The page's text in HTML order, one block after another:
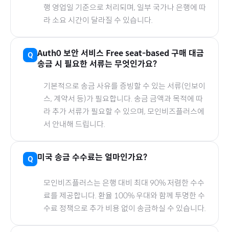
행 영업일 기준으로 처리되며, 일부 국가나 은행에 따
라 소요 시간이 달라질 수 있습니다.
Auth0 보안 서비스 Free seat-based 구매 대금
송금 시 필요한 서류는 무엇인가요?
기본적으로 송금 사유를 증빙할 수 있는 서류(인보이
스, 계약서 등)가 필요합니다. 송금 금액과 목적에 따
라 추가 서류가 필요할 수 있으며, 모인비즈플러스에
서 안내해 드립니다.
미국 송금 수수료는 얼마인가요?
모인비즈플러스는 은행 대비 최대 90% 저렴한 수수
료를 제공합니다. 환율 100% 우대와 함께 투명한 수
수료 정책으로 추가 비용 없이 송금하실 수 있습니다.